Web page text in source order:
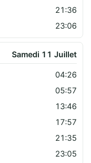
21:36
23:06
Samedi 11 Juillet
04:26
05:57
13:46
17:57
21:35
23:05